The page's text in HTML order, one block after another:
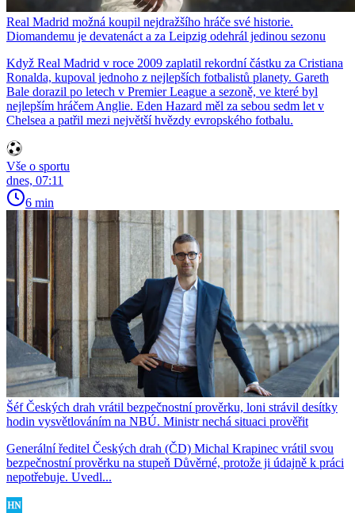
Real Madrid možná koupil nejdražšího hráče své historie.
Diomandemu je devatenáct a za Leipzig odehrál jedinou sezonu
Když Real Madrid v roce 2009 zaplatil rekordní částku za Cristiana
Ronalda, kupoval jednoho z nejlepších fotbalistů planety. Gareth
Bale dorazil po letech v Premier League a sezoně, ve které byl
nejlepším hráčem Anglie. Eden Hazard měl za sebou sedm let v
Chelsea a patřil mezi největší hvězdy evropského fotbalu.
Vše o sportu
dnes, 07:11
6 min
Šéf Českých drah vrátil bezpečnostní prověrku, loni strávil desítky
hodin vysvětlováním na NBÚ. Ministr nechá situaci prověřit
Generální ředitel Českých drah (ČD) Michal Krapinec vrátil svou
bezpečnostní prověrku na stupeň Důvěrné, protože ji údajně k práci
nepotřebuje. Uvedl...